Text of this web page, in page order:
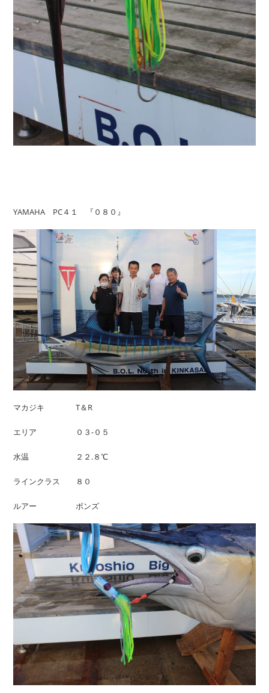
YAMAHA PC４１ 『０８０』
マカジキ T＆R
エリア ０３-０５
水温 ２２.８℃
ラインクラス ８０
ルアー ボンズ